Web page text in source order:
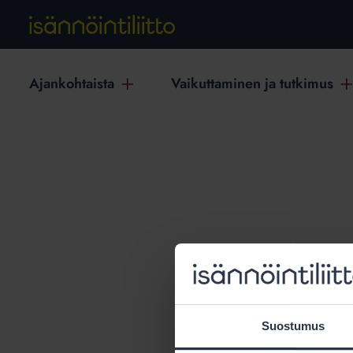
Suostumus
Ajankohtaista Vaikuttaminen ja tutkimus